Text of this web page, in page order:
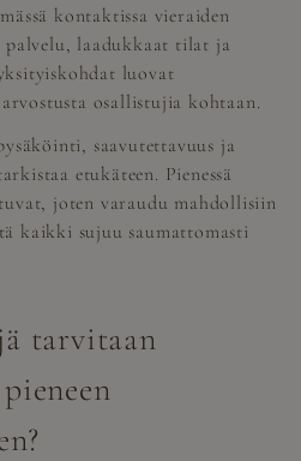
kontaktissa vieraiden
laadukkaat tilat ja
luovat
osallistujia kohtaan.
saavutettavuus ja
etukäteen. Pienessä
joten varaudu mahdollisiin
kaikki sujuu saumattomasti
tarvitaan